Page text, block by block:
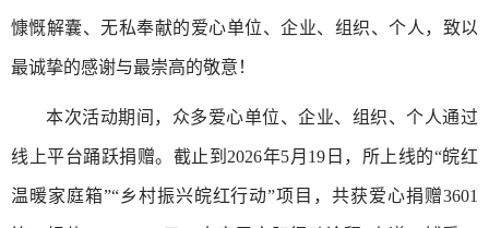
慷慨解囊、无私奉献的爱心单位、企业、组织、个人，致以
最诚挚的感谢与最崇高的敬意！
本次活动期间，众多爱心单位、企业、组织、个人通过
线上平台踊跃捐赠。截止到2026年5月19日，所上线的“皖红
温暖家庭箱”“乡村振兴皖红行动”项目，共获爱心捐赠3601